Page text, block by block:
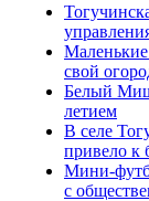
свой
Белый
летием
В селе
привело к
Мини-
с